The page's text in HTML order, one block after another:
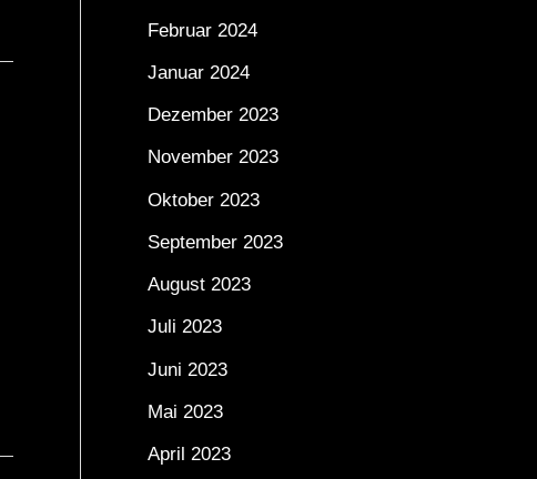
Februar 2024
Januar 2024
Dezember 2023
November 2023
Oktober 2023
September 2023
August 2023
Juli 2023
Juni 2023
Mai 2023
April 2023